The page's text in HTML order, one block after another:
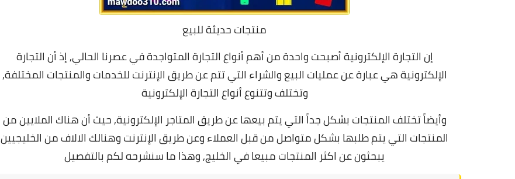
منتجات حديثة للبيع
إن التجارة الإلكترونية أصبحت واحدة من أهم أنواع التجارة المتواجدة في عصرنا الحالي,إذ أن التجارة
الإلكترونيةهي عبارة عن عمليات البيع والشراء التي تتم عن طريق الإنترنت للخدمات والمنتجات المختلفة,
وتختلف وتتنوع أنواع التجارة الإلكترونية
وأيضاً تختلف المنتجات بشكل جداً التي يتم بيعها عن طريق المتاجر الإلكترونية,حيث أن هناك الملايين من
المنتجات التي يتم طلبها بشكل متواصل من قبل العملاء وعن طريق الإنترنت وهنالك الالاف من الخليجيين
يبحثون عناكثر المنتجات مبيعا في الخليج, وهذا ما سنشرحه لكم بالتفصيل